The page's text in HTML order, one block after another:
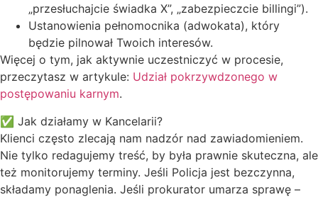
„przesłuchajcie świadka X”, „zabezpieczcie billingi”).
Ustanowienia pełnomocnika (adwokata), który
będzie pilnował Twoich interesów.
Więcej o tym, jak aktywnie uczestniczyć w procesie,
przeczytasz w artykule: Udział pokrzywdzonego w
postępowaniu karnym.
✅ Jak działamy w Kancelarii?
Klienci często zlecają nam nadzór nad zawiadomieniem.
Nie tylko redagujemy treść, by była prawnie skuteczna, ale
też monitorujemy terminy. Jeśli Policja jest bezczynna,
składamy ponaglenia. Jeśli prokurator umarza sprawę –